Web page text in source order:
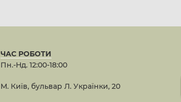
ЧАС РОБОТИ
Пн.-Нд. 12:00-18:00
М. Київ, бульвар Л. Українки, 20